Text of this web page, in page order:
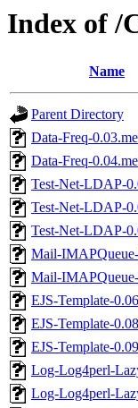
Index of /
Name
Parent Directory
Data-Freq-
Data-Freq-
Test-Net-LDAP-
Test-Net-LDAP-
Test-Net-LDAP-
Mail-
Mail-
EJS-Template-
EJS-Template-
EJS-Template-
Log-Log4perl-
Log-Log4perl-